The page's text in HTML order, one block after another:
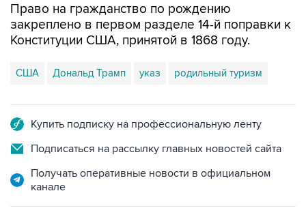
Право на гражданство по рождению
закреплено в первом разделе 14-й поправки к
Конституции США, принятой в 1868 году.
США Дональд Трамп указ родильный туризм
Купить подписку на профессиональную ленту
Подписаться на рассылку главных новостей сайта
Получать оперативные новости в официальном
канале